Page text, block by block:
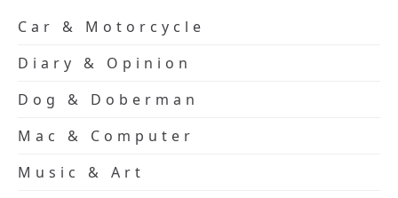
Car & Motorcycle
Diary & Opinion
Dog & Doberman
Mac & Computer
Music & Art